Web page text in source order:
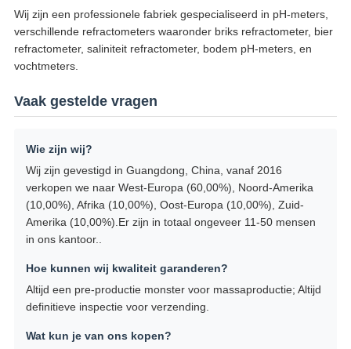
Wij zijn een professionele fabriek gespecialiseerd in pH-meters,
verschillende refractometers waaronder briks refractometer, bier
refractometer, saliniteit refractometer, bodem pH-meters, en
vochtmeters.
Vaak gestelde vragen
Wie zijn wij?
Wij zijn gevestigd in Guangdong, China, vanaf 2016
verkopen we naar West-Europa (60,00%), Noord-Amerika
(10,00%), Afrika (10,00%), Oost-Europa (10,00%), Zuid-
Amerika (10,00%).Er zijn in totaal ongeveer 11-50 mensen
in ons kantoor..
Hoe kunnen wij kwaliteit garanderen?
Altijd een pre-productie monster voor massaproductie; Altijd
definitieve inspectie voor verzending.
Wat kun je van ons kopen?